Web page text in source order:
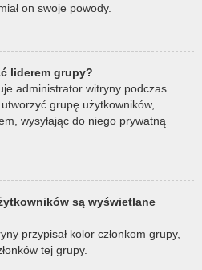
on swoje powody.
liderem grupy?
administrator witryny podczas
grupę użytkowników,
wysyłając do niego prywatną
są wyświetlane
przypisał kolor członkom grupy,
tej grupy.